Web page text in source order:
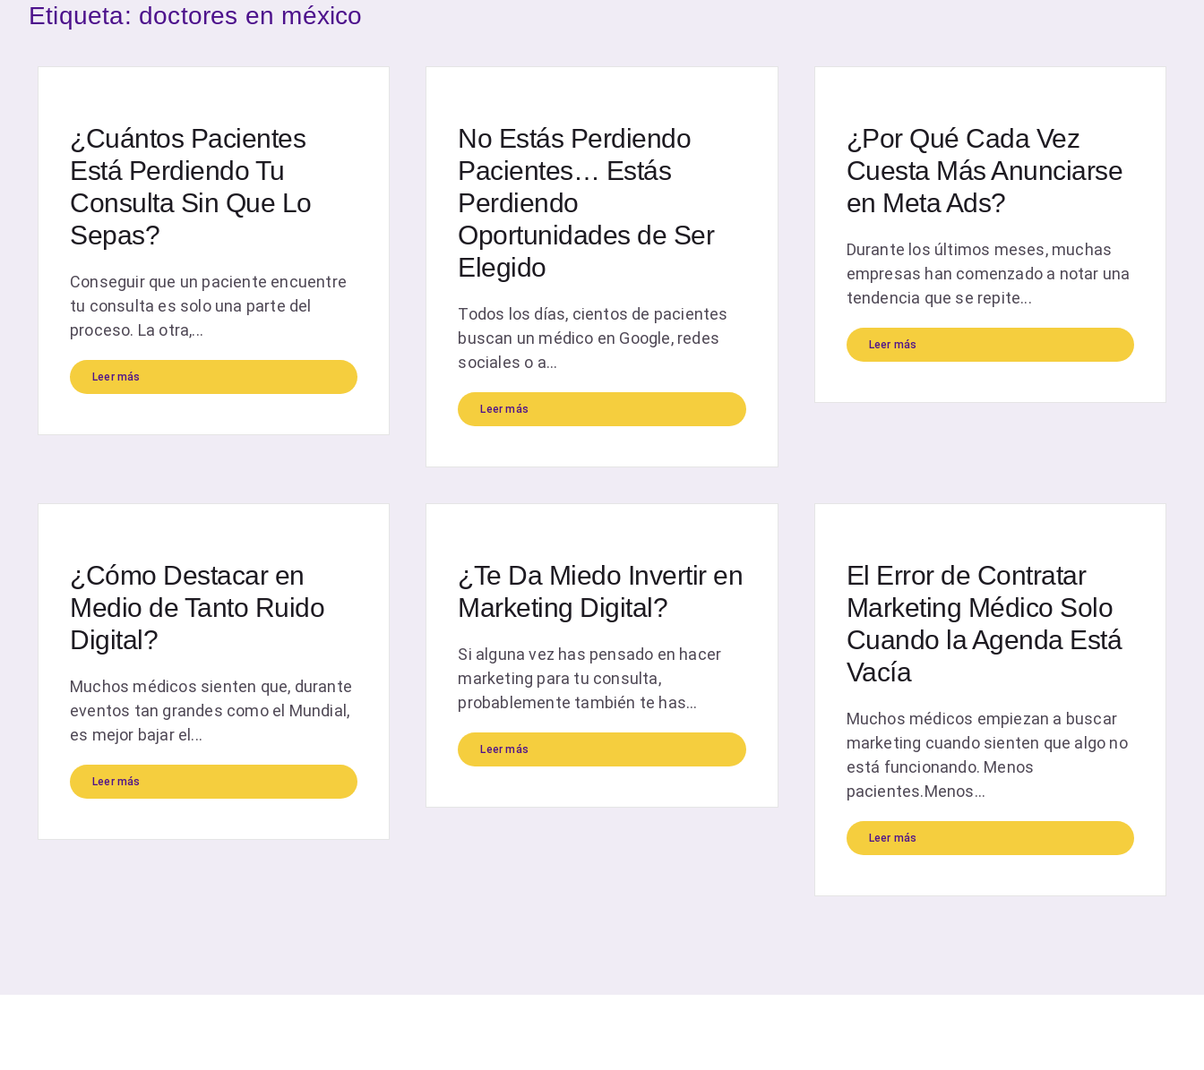
Etiqueta: doctores en méxico
¿Cuántos Pacientes
Está Perdiendo Tu
Consulta Sin Que Lo
Sepas?
Conseguir que un paciente encuentre
tu consulta es solo una parte del
proceso. La otra,...
Leer más
No Estás Perdiendo
Pacientes… Estás
Perdiendo
Oportunidades de Ser
Elegido
Todos los días, cientos de pacientes
buscan un médico en Google, redes
sociales o a...
Leer más
¿Por Qué Cada Vez
Cuesta Más Anunciarse
en Meta Ads?
Durante los últimos meses, muchas
empresas han comenzado a notar una
tendencia que se repite...
Leer más
¿Cómo Destacar en
Medio de Tanto Ruido
Digital?
Muchos médicos sienten que, durante
eventos tan grandes como el Mundial,
es mejor bajar el...
Leer más
¿Te Da Miedo Invertir en
Marketing Digital?
Si alguna vez has pensado en hacer
marketing para tu consulta,
probablemente también te has...
Leer más
El Error de Contratar
Marketing Médico Solo
Cuando la Agenda Está
Vacía
Muchos médicos empiezan a buscar
marketing cuando sienten que algo no
está funcionando. Menos
pacientes.Menos...
Leer más